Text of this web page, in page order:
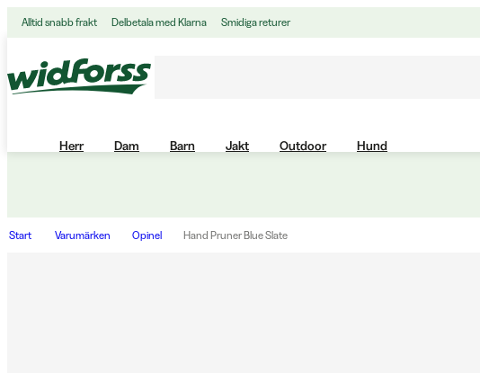
Alltid snabb frakt Delbetala med Klarna Smidiga returer
Herr Dam Barn Jakt Outdoor Hund
Start Varumärken Opinel Hand Pruner Blue Slate